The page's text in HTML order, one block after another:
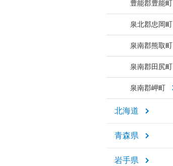
豊能郡豊能町
泉北郡忠岡町
泉南郡熊取町
泉南郡田尻町
泉南郡岬町
北海道
青森県
岩手県